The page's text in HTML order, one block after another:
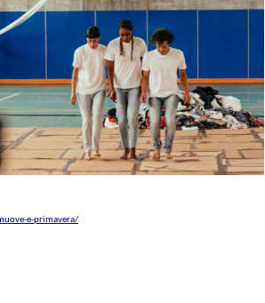
e-primavera/